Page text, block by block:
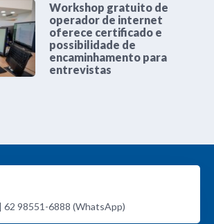
Workshop gratuito de
operador de internet
oferece certificado e
possibilidade de
encaminhamento para
entrevistas
62 98551-6888 (WhatsApp)